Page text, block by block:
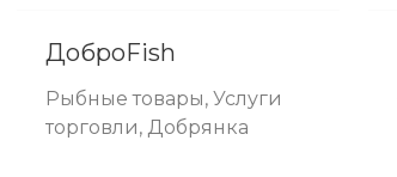
ДоброFish
Рыбные товары, Услуги
торговли, Добрянка